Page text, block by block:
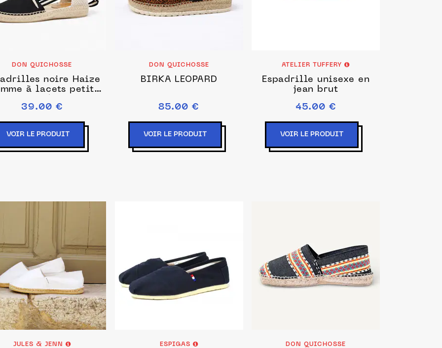
DON QUICHOSSE
noire Haize
à lacets petit
39.00 €
VOIR LE PRODUIT
DON QUICHOSSE
BIRKA LEOPARD
85.00 €
VOIR LE PRODUIT
ATELIER TUFFERY
Espadrille unisexe en
jean brut
45.00 €
VOIR LE PRODUIT
JULES & JENN ESPIGAS DON QUICHOSSE